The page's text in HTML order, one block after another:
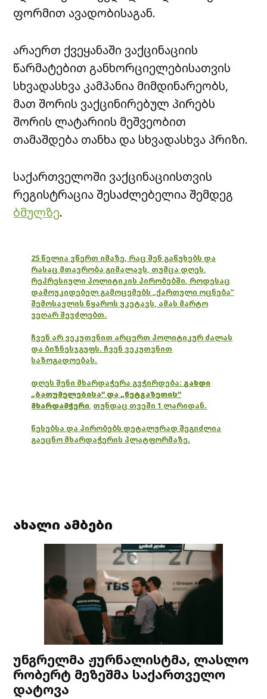
ფორმით ავადობისაგან.
არაერთ ქვეყანაში ვაქცინაციის
წარმატებით განხორციელებისათვის
სხვადასხვა კამპანია მიმდინარეობს,
მათ შორის ვაქცინირებულ პირებს
შორის ლატარიის მეშვეობით
თამაშდება თანხა და სხვადასხვა პრიზი.
საქართველოში ვაქცინაციისთვის
რეგისტრაცია შესაძლებელია შემდეგ
ბმულზე.
25 წელია ვწერთ იმაზე, რაც შენ გაწუხებს და
რასაც მთავრობა გიმალავს, თუმცა დღეს,
რეპრესიული პოლიტიკის პირობებში, როდესაც
დამოუკიდებელ გამოცემებს „ქართული ოცნება“
შემოსავლის წყაროს უკეტავს, ამას მარტო
ვეღარ შევძლებთ.
ჩვენ არ ვეკუთვნით არცერთ პოლიტიკურ ძალას
და ბიზნესჯგუფს. ჩვენ ვეკუთვნით
საზოგადოებას.
დღეს შენი მხარდაჭერა გვჭირდება: გახდი
„ბათუმელებისა“ და „ნეტგაზეთის“
მხარდამჭერი, თუნდაც თვეში 1 ლარიდან.
წესებსა და პირობებს დეტალურად შეგიძლია
გაეცნო მხარდაჭერის პლატფორმაზე.
ახალი ამბები
უნგრელმა ჟურნალისტმა, ლასლო
რობერტ მეზეშმა საქართველო
დატოვა